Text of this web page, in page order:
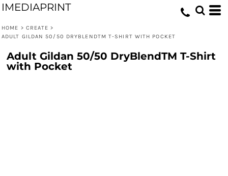
IMEDIAPRINT
HOME > CREATE >
ADULT GILDAN 50/50 DRYBLENDTM T-SHIRT WITH POCKET
Adult Gildan 50/50 DryBlendTM T-Shirt
with Pocket